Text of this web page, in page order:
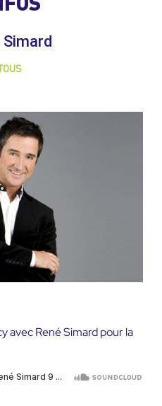
Simard
avec René Simard pour la